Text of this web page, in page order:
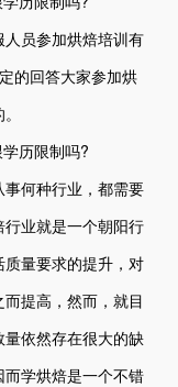
员参加烘焙培训有
的回答大家参加烘
何种行业，都需要
业就是一个朝阳行
量要求的提升，对
提高，然而，就目
依然存在很大的缺
学烘焙是一个不错